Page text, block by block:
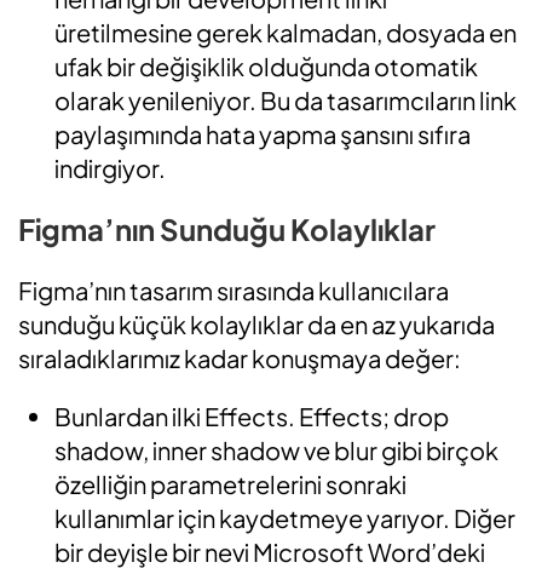
üretilmesine gerek kalmadan, dosyada en
ufak bir değişiklik olduğunda otomatik
olarak yenileniyor. Bu da tasarımcıların link
paylaşımında hata yapma şansını sıfıra
indirgiyor.
Figma’nın Sunduğu Kolaylıklar
Figma’nın tasarım sırasında kullanıcılara
sunduğu küçük kolaylıklar da en az yukarıda
sıraladıklarımız kadar konuşmaya değer:
Bunlardan ilki Effects. Effects; drop
shadow, inner shadow ve blur gibi birçok
özelliğin parametrelerini sonraki
kullanımlar için kaydetmeye yarıyor. Diğer
bir deyişle bir nevi Microsoft Word’deki